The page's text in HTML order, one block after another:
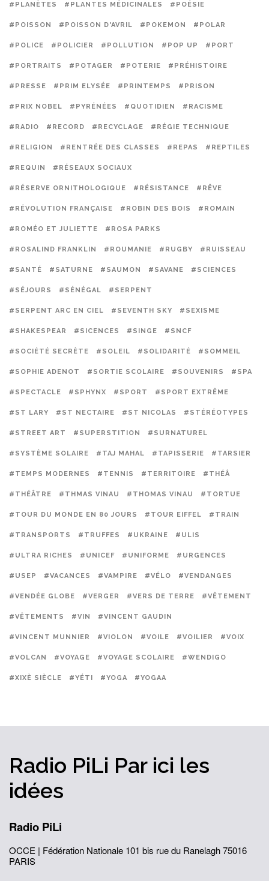
#PLANÈTES #PLANTES MÉDICINALES #POÉSIE
#POISSON #POISSON D'AVRIL #POKEMON #POLAR
#POLICE #POLICIER #POLLUTION #POP UP #PORT
#PORTRAITS #POTAGER #POTERIE #PRÉHISTOIRE
#PRESSE #PRIM ELYSÉE #PRINTEMPS #PRISON
#PRIX NOBEL #PYRÉNÉES #QUOTIDIEN #RACISME
#RADIO #RECORD #RECYCLAGE #RÉGIE TECHNIQUE
#RELIGION #RENTRÉE DES CLASSES #REPAS #REPTILES
#REQUIN #RÉSEAUX SOCIAUX
#RÉSERVE ORNITHOLOGIQUE #RÉSISTANCE #RÊVE
#RÉVOLUTION FRANÇAISE #ROBIN DES BOIS #ROMAIN
#ROMÉO ET JULIETTE #ROSA PARKS
#ROSALIND FRANKLIN #ROUMANIE #RUGBY #RUISSEAU
#SANTÉ #SATURNE #SAUMON #SAVANE #SCIENCES
#SÉJOURS #SÉNÉGAL #SERPENT
#SERPENT ARC EN CIEL #SEVENTH SKY #SEXISME
#SHAKESPEAR #SICENCES #SINGE #SNCF
#SOCIÉTÉ SECRÈTE #SOLEIL #SOLIDARITÉ #SOMMEIL
#SOPHIE ADENOT #SORTIE SCOLAIRE #SOUVENIRS #SPA
#SPECTACLE #SPHYNX #SPORT #SPORT EXTRÊME
#ST LARY #ST NECTAIRE #ST NICOLAS #STÉRÉOTYPES
#STREET ART #SUPERSTITION #SURNATUREL
#SYSTÈME SOLAIRE #TAJ MAHAL #TAPISSERIE #TARSIER
#TEMPS MODERNES #TENNIS #TERRITOIRE #THÉÂ
#THÉÂTRE #THMAS VINAU #THOMAS VINAU #TORTUE
#TOUR DU MONDE EN 80 JOURS #TOUR EIFFEL #TRAIN
#TRANSPORTS #TRUFFES #UKRAINE #ULIS
#ULTRA RICHES #UNICEF #UNIFORME #URGENCES
#USEP #VACANCES #VAMPIRE #VÉLO #VENDANGES
#VENDÉE GLOBE #VERGER #VERS DE TERRE #VÊTEMENT
#VÊTEMENTS #VIN #VINCENT GAUDIN
#VINCENT MUNNIER #VIOLON #VOILE #VOILIER #VOIX
#VOLCAN #VOYAGE #VOYAGE SCOLAIRE #WENDIGO
#XIXÈ SIÈCLE #YÉTI #YOGA #YOGAA
Radio PiLi Par ici les
idées
Radio PiLi
OCCE | Fédération Nationale 101 bis rue du Ranelagh75016
PARIS